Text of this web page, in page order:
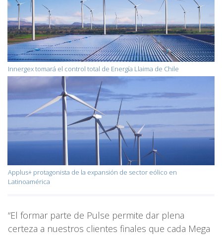
Innergex tomará el control total de Energía Llaima de Chile
Applus+ protagonista de la expansión de sector eólico en
Latinoamérica
“El formar parte de Pulse permite dar plena
certeza a nuestros clientes finales que cada Mega